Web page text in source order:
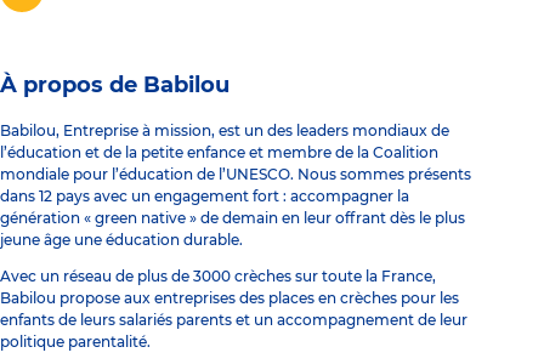
À propos de Babilou
Babilou, Entreprise à mission, est un des leaders mondiaux de
l’éducation et de la petite enfance et membre de la Coalition
mondiale pour l’éducation de l’UNESCO. Nous sommes présents
dans 12 pays avec un engagement fort : accompagner la
génération « green native » de demain en leur offrant dès le plus
jeune âge une éducation durable.
Avec un réseau de plus de 3000 crèches sur toute la France,
Babilou propose aux entreprises des places en crèches pour les
enfants de leurs salariés parents et un accompagnement de leur
politique parentalité.